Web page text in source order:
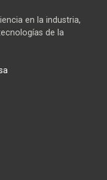
en la industria,
de la